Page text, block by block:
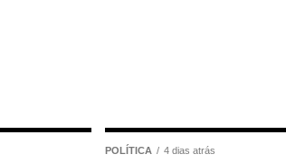
POLÍTICA 4 dias atrás